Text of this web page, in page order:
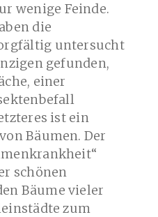
wenige Feinde.
die
untersucht
gefunden,
einer
ist ein
Bäumen. Der
schönen
Bäume vieler
zum